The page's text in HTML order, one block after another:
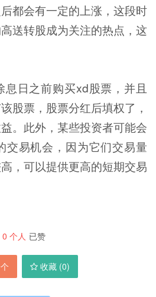
都会有一定的上涨，这段时
送转股成为关注的热点，这
日之前购买xd股票，并且
股票，股票分红后填权了，
。此外，某些投资者可能会
交易机会，因为它们交易量
，可以提供更高的短期交易
0 个人 已赞
收藏 (0)